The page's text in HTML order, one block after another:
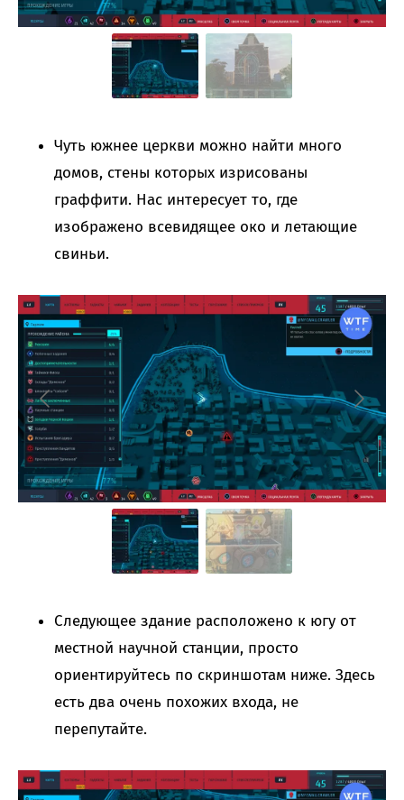
Чуть южнее церкви можно найти много
домов, стены которых изрисованы
граффити. Нас интересует то, где
изображено всевидящее око и летающие
свиньи.
Следующее здание расположено к югу от
местной научной станции, просто
ориентируйтесь по скриншотам ниже. Здесь
есть два очень похожих входа, не
перепутайте.